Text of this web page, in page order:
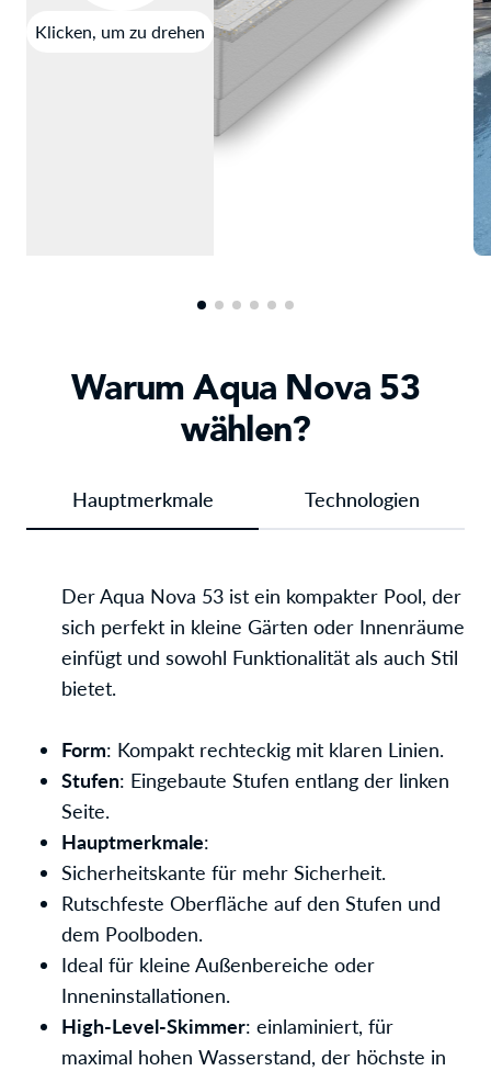
Klicken, um zu drehen
Warum Aqua Nova 53
wählen?
Hauptmerkmale Technologien
Der Aqua Nova 53 ist ein kompakter Pool, der
sich perfekt in kleine Gärten oder Innenräume
einfügt und sowohl Funktionalität als auch Stil
bietet.
Form: Kompakt rechteckig mit klaren Linien.
Stufen: Eingebaute Stufen entlang der linken
Seite.
Hauptmerkmale:
Sicherheitskante für mehr Sicherheit.
Rutschfeste Oberfläche auf den Stufen und
dem Poolboden.
Ideal für kleine Außenbereiche oder
Inneninstallationen.
High-Level-Skimmer: einlaminiert, für
maximal hohen Wasserstand, der höchste in